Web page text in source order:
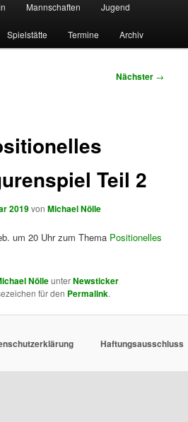
Mannschaften Jugend
Spielstätte Termine Archiv
Nächster →
Teil 2
2019vonMichael Nölle
um 20 Uhr zum Thema Positionelles
NölleunterNewsticker
für den Permalink.
Haftungsausschluss